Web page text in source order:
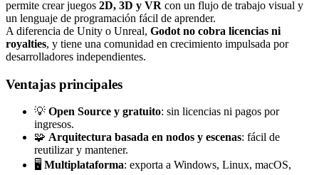
permite crear juegos 2D, 3D y VR con un flujo de trabajo visual y
un lenguaje de programación fácil de aprender.
A diferencia de Unity o Unreal, Godot no cobra licencias ni
royalties, y tiene una comunidad en crecimiento impulsada por
desarrolladores independientes.
Ventajas principales
💡 Open Source y gratuito: sin licencias ni pagos por
ingresos.
🧩 Arquitectura basada en nodos y escenas: fácil de
reutilizar y mantener.
🖥️ Multiplataforma: exporta a Windows, Linux, macOS,